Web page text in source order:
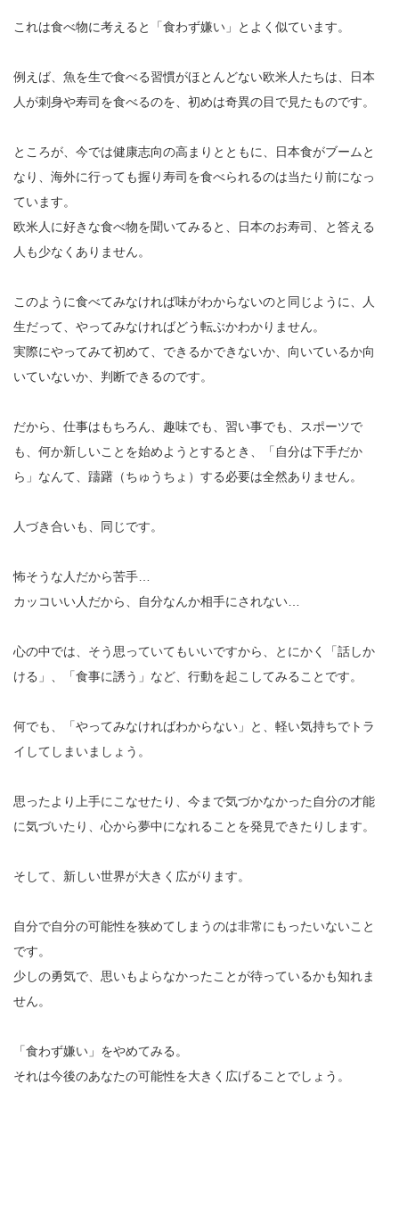
これは食べ物に考えると「食わず嫌い」とよく似ています。
例えば、魚を生で食べる習慣がほとんどない欧米人たちは、日本
人が刺身や寿司を食べるのを、初めは奇異の目で見たものです。
ところが、今では健康志向の高まりとともに、日本食がブームと
なり、海外に行っても握り寿司を食べられるのは当たり前になっ
ています。
欧米人に好きな食べ物を聞いてみると、日本のお寿司、と答える
人も少なくありません。
このように食べてみなければ味がわからないのと同じように、人
生だって、やってみなければどう転ぶかわかりません。
実際にやってみて初めて、できるかできないか、向いているか向
いていないか、判断できるのです。
だから、仕事はもちろん、趣味でも、習い事でも、スポーツで
も、何か新しいことを始めようとするとき、「自分は下手だか
ら」なんて、躊躇（ちゅうちょ）する必要は全然ありません。
人づき合いも、同じです。
怖そうな人だから苦手…
カッコいい人だから、自分なんか相手にされない…
心の中では、そう思っていてもいいですから、とにかく「話しか
ける」、「食事に誘う」など、行動を起こしてみることです。
何でも、「やってみなければわからない」と、軽い気持ちでトラ
イしてしまいましょう。
思ったより上手にこなせたり、今まで気づかなかった自分の才能
に気づいたり、心から夢中になれることを発見できたりします。
そして、新しい世界が大きく広がります。
自分で自分の可能性を狭めてしまうのは非常にもったいないこと
です。
少しの勇気で、思いもよらなかったことが待っているかも知れま
せん。
「食わず嫌い」をやめてみる。
それは今後のあなたの可能性を大きく広げることでしょう。